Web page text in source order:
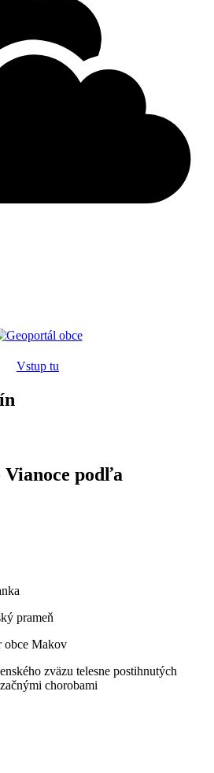
Vstup tu
Vianoce podľa
prameň
obce Makov
zväzu telesne postihnutých
chorobami